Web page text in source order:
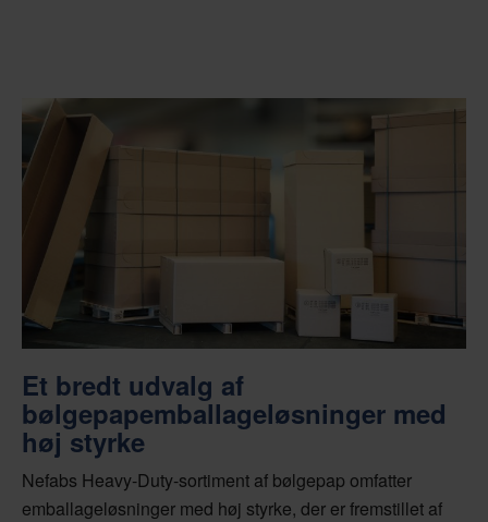
Et bredt udvalg af
bølgepapemballageløsninger med
høj styrke
Nefabs Heavy-Duty-sortiment af bølgepap omfatter
emballageløsninger med høj styrke, der er fremstillet af